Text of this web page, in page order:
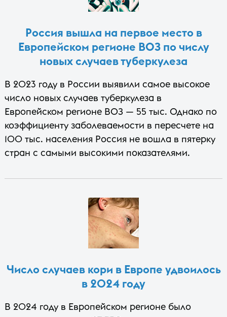
Россия вышла на первое место в
Европейском регионе ВОЗ по числу
новых случаев туберкулеза
В 2023 году в России выявили самое высокое
число новых случаев туберкулеза в
Европейском регионе ВОЗ — 55 тыс. Однако по
коэффициенту заболеваемости в пересчете на
100 тыс. населения Россия не вошла в пятерку
стран с самыми высокими показателями.
Число случаев кори в Европе удвоилось
в 2024 году
В 2024 году в Европейском регионе было